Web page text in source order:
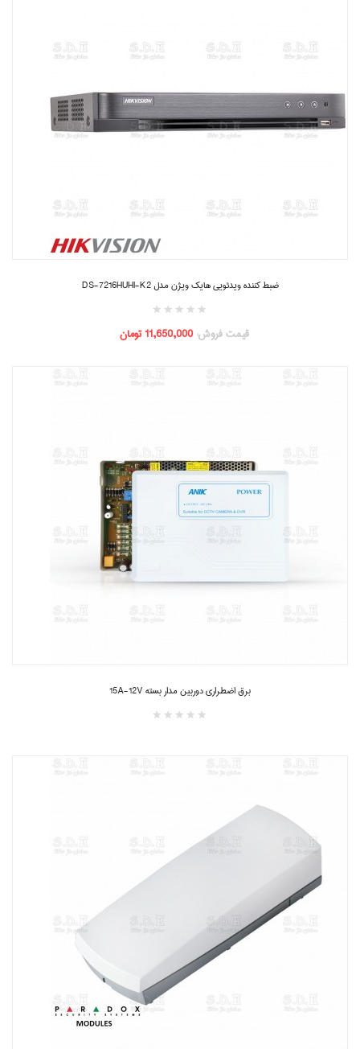
ضبط کننده ویدئویی هایک ویژن مدل DS-7216HUHI-K2
قیمت فروش:11,650,000 تومان
برق اضطراری دوربین مدار بسته 15A-12V